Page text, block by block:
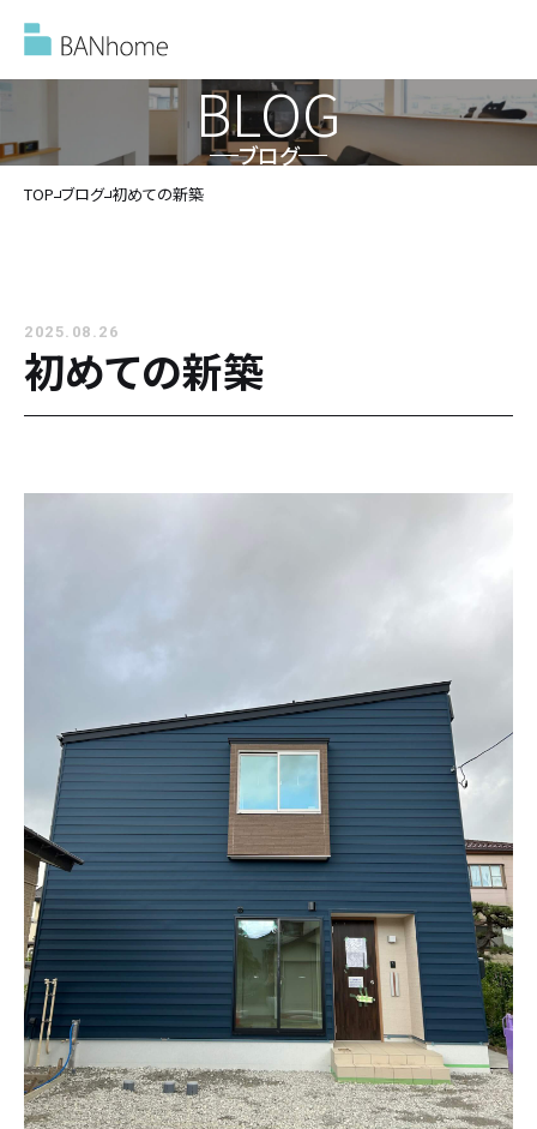
イベント情報
バンホームの家づくり
バンホームの家づくり
保証・アフターメンテナンス
家づくりの流れ
フルオーダー住宅
スタッフ紹介
お客様の声
お知らせ
ブログ
住宅の無料相談会
カタログ請求
BLOG
ブログ
TOP ブログ 初めての新築
2025.08.26
初めての新築